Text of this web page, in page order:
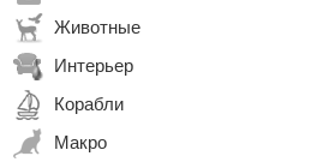
Животные
Интерьер
Корабли
Макро